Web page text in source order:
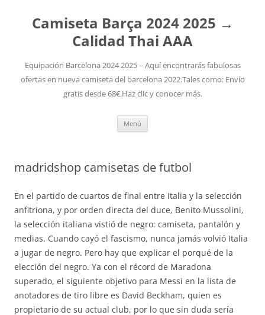
Camiseta Barça 2024 2025 →
Calidad Thai AAA
Equipación Barcelona 2024 2025 – Aquí encontrarás fabulosas
ofertas en nueva camiseta del barcelona 2022.Tales como: Envío
gratis desde 68€.Haz clic y conocer más.
Menú
madridshop camisetas de futbol
En el partido de cuartos de final entre Italia y la selección
anfitriona, y por orden directa del duce, Benito Mussolini,
la selección italiana vistió de negro: camiseta, pantalón y
medias. Cuando cayó el fascismo, nunca jamás volvió Italia
a jugar de negro. Pero hay que explicar el porqué de la
elección del negro. Ya con el récord de Maradona
superado, el siguiente objetivo para Messi en la lista de
anotadores de tiro libre es David Beckham, quien es
propietario de su actual club, por lo que sin duda sería